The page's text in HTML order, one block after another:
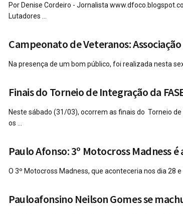
Por Denise Cordeiro - Jornalista
Lutadores ...
Campeonato de Veteranos:
Na presença de um bom público, foi realizada nesta
Finais do Torneio de Integração da
Neste sábado (31/03), ocorrem as finais do Torneio
os ...
Paulo Afonso: 3º Motocross Madness
O 3º Motocross Madness, que aconteceria nos dia 28
Pauloafonsino Neilson Gomes se